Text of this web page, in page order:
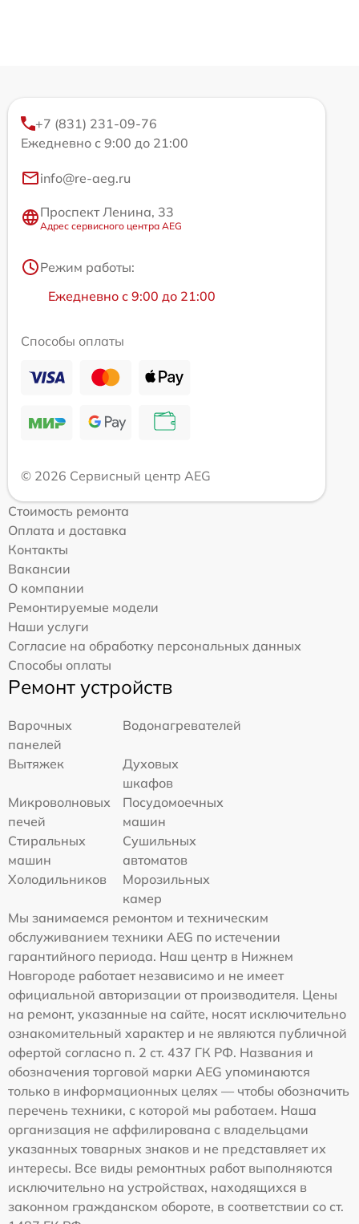
+7 (831) 231-09-76
Ежедневно с 9:00 до 21:00
info@re-aeg.ru
Проспект Ленина, 33
Адрес сервисного центра AEG
Режим работы:
Ежедневно с 9:00 до 21:00
Способы оплаты
© 2026 Сервисный центр AEG
Стоимость ремонта
Оплата и доставка
Контакты
Вакансии
О компании
Ремонтируемые модели
Наши услуги
Согласие на обработку персональных данных
Способы оплаты
Ремонт устройств
Варочных
панелей
Водонагревателей
Вытяжек
Духовых
шкафов
Микроволновых
печей
Посудомоечных
машин
Стиральных
машин
Сушильных
автоматов
Холодильников
Морозильных
камер
Мы занимаемся ремонтом и техническим
обслуживанием техники AEG по истечении
гарантийного периода. Наш центр в Нижнем
Новгороде работает независимо и не имеет
официальной авторизации от производителя. Цены
на ремонт, указанные на сайте, носят исключительно
ознакомительный характер и не являются публичной
офертой согласно п. 2 ст. 437 ГК РФ. Названия и
обозначения торговой марки AEG упоминаются
только в информационных целях — чтобы обозначить
перечень техники, с которой мы работаем. Наша
организация не аффилирована с владельцами
указанных товарных знаков и не представляет их
интересы. Все виды ремонтных работ выполняются
исключительно на устройствах, находящихся в
законном гражданском обороте, в соответствии со ст.